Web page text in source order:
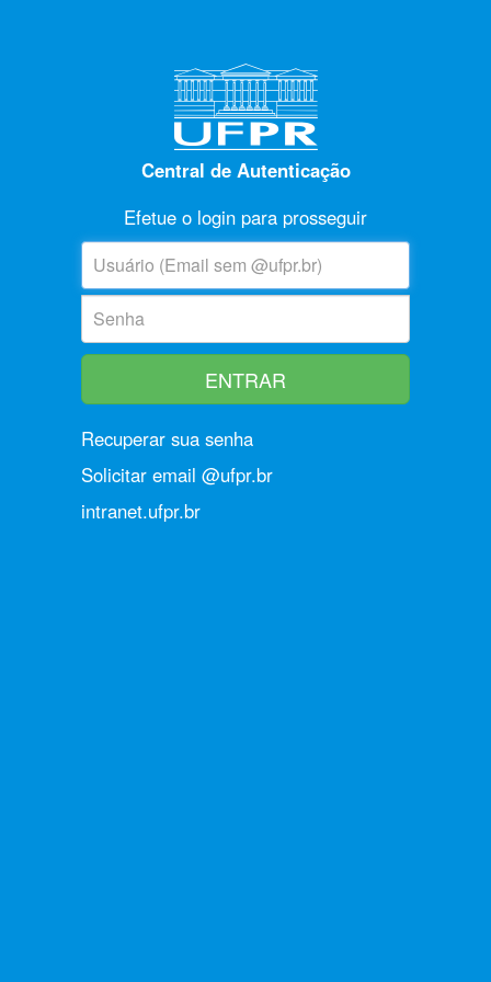
Central de Autenticação
Efetue o login para prosseguir
U
Senha:
Recuperar sua senha
Solicitar email @ufpr.br
intranet.ufpr.br